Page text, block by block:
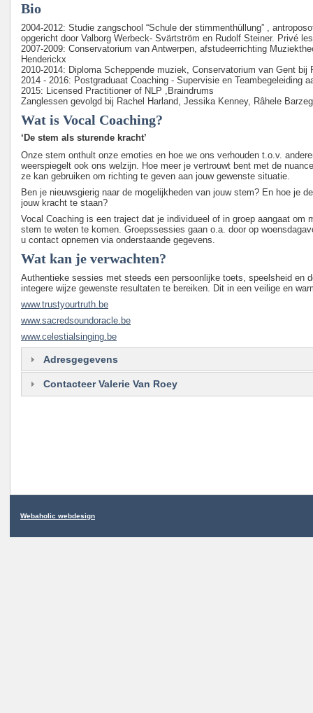
Bio
2004-2012: Studie zangschool “Schule der stimmenthüllung” ,
opgericht door Valborg Werbeck- Svärtström en Rudolf Steiner. Privé
2007-2009: Conservatorium van Antwerpen, afstudeerrichting
Henderickx
2010-2014: Diploma Scheppende muziek, Conservatorium van Gent bij
2014 - 2016: Postgraduaat Coaching - Supervisie en Teambegeleiding
2015: Licensed Practitioner of NLP ,Braindrums
Zanglessen gevolgd bij Rachel Harland, Jessika Kenney, Râhele
Wat is Vocal Coaching?
‘De stem als sturende kracht’
Onze stem onthult onze emoties en hoe we ons verhouden t.o.v.
weerspiegelt ook ons welzijn. Hoe meer je vertrouwt bent met de
ze kan gebruiken om richting te geven aan jouw gewenste situatie.
Ben je nieuwsgierig naar de mogelijkheden van jouw stem? En hoe je
jouw kracht te staan?
Vocal Coaching is een traject dat je individueel of in groep aangaat om
stem te weten te komen. Groepssessies gaan o.a. door op
u contact opnemen via onderstaande gegevens.
Wat kan je verwachten?
Authentieke sessies met steeds een persoonlijke toets, speelsheid en
integere wijze gewenste resultaten te bereiken. Dit in een veilige en
www.trustyourtruth.be
www.sacredsoundoracle.be
www.celestialsinging.be
Adresgegevens
Contacteer Valerie Van Roey
Webaholic webdesign